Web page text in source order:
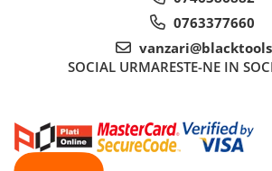
0763377660
SOCIAL URMARESTE-NE IN